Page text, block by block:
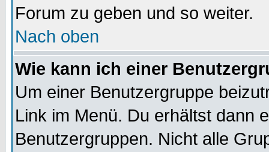
Forum zu geben und so weiter.
Nach oben
Wie kann ich einer
Um einer Benutzergruppe
Link im Menü. Du erhältst dann
Benutzergruppen. Nicht alle